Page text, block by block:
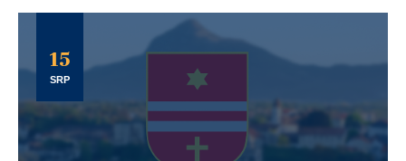
15
SRP